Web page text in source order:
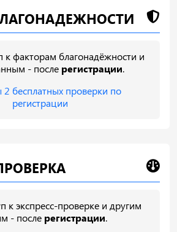
к факторам благонадёжности и
- после регистрации.
бесплатных проверки по
регистрации
к экспресс-проверке и другим
- после регистрации.